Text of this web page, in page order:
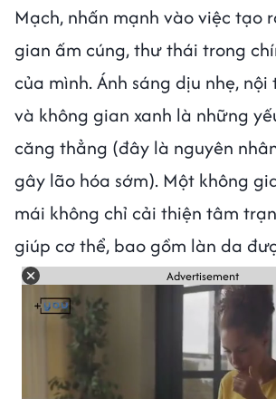
Mạch, nhấn mạnh vào việc tạo
gian ấm cúng, thư thái trong
của mình. Ánh sáng dịu nhẹ,
và không gian xanh là những
căng thẳng (đây là nguyên
gây lão hóa sớm). Một không
mái không chỉ cải thiện tâm
giúp cơ thể, bao gồm làn da
Advertisement